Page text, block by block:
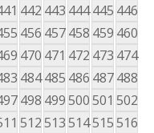
442 443 444445 446
456 457458 459 460
470 471 472 473 474
484485 486 487488
498 499500501 502
512513514515516